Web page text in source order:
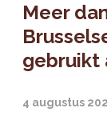
Meer
gebruikt
4 augustus